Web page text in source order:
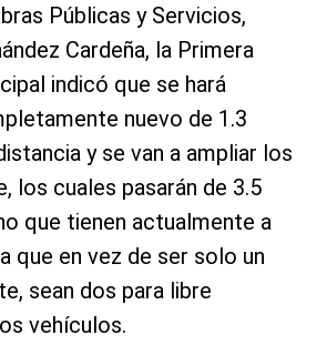
Públicas y Servicios,
Cardeña, la Primera
indicó que se hará
nuevo de 1.3
y se van a ampliar los
los cuales pasarán de 3.5
que tienen actualmente a
que en vez de ser solo un
sean dos para libre
vehículos.